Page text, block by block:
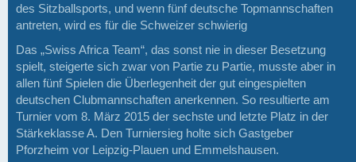
des Sitzballsports, und wenn fünf deutsche Topmannschaften
antreten, wird es für die Schweizer schwierig
Das „Swiss Africa Team“, das sonst nie in dieser Besetzung
spielt, steigerte sich zwar von Partie zu Partie, musste aber in
allen fünf Spielen die Überlegenheit der gut eingespielten
deutschen Clubmannschaften anerkennen. So resultierte am
Turnier vom 8. März 2015 der sechste und letzte Platz in der
Stärkeklasse A. Den Turniersieg holte sich Gastgeber
Pforzheim vor Leipzig-Plauen und Emmelshausen.